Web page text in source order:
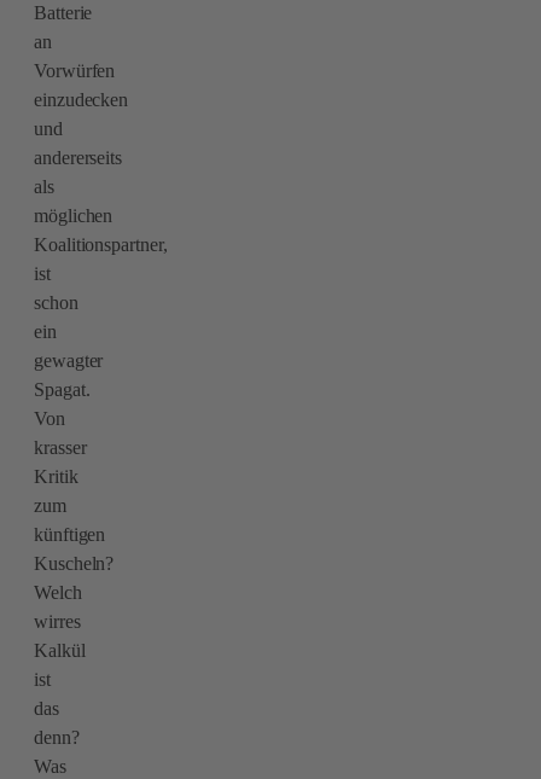
Batterie
an
Vorwürfen
einzudecken
und
andererseits
als
möglichen
Koalitionspartner,
ist
schon
ein
gewagter
Spagat.
Von
krasser
Kritik
zum
künftigen
Kuscheln?
Welch
wirres
Kalkül
ist
das
denn?
Was